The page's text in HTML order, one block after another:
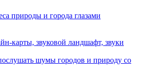
природы и города глазами
шумы городов и природу со